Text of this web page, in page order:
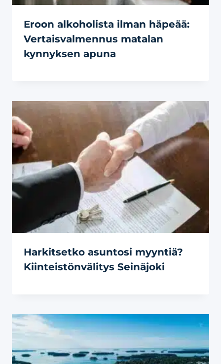
Eroon alkoholista ilman häpeää:
Vertaisvalmennus matalan
kynnyksen apuna
Harkitsetko asuntosi myyntiä?
Kiinteistönvälitys Seinäjoki